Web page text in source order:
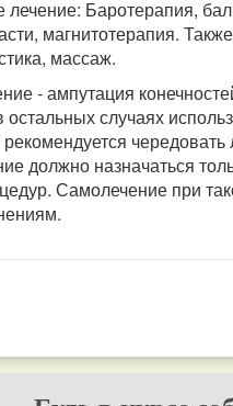
Баротерапия,
магнитотерапия.
массаж.
- ампутация
случаях
должно назначаться
Самолечение при